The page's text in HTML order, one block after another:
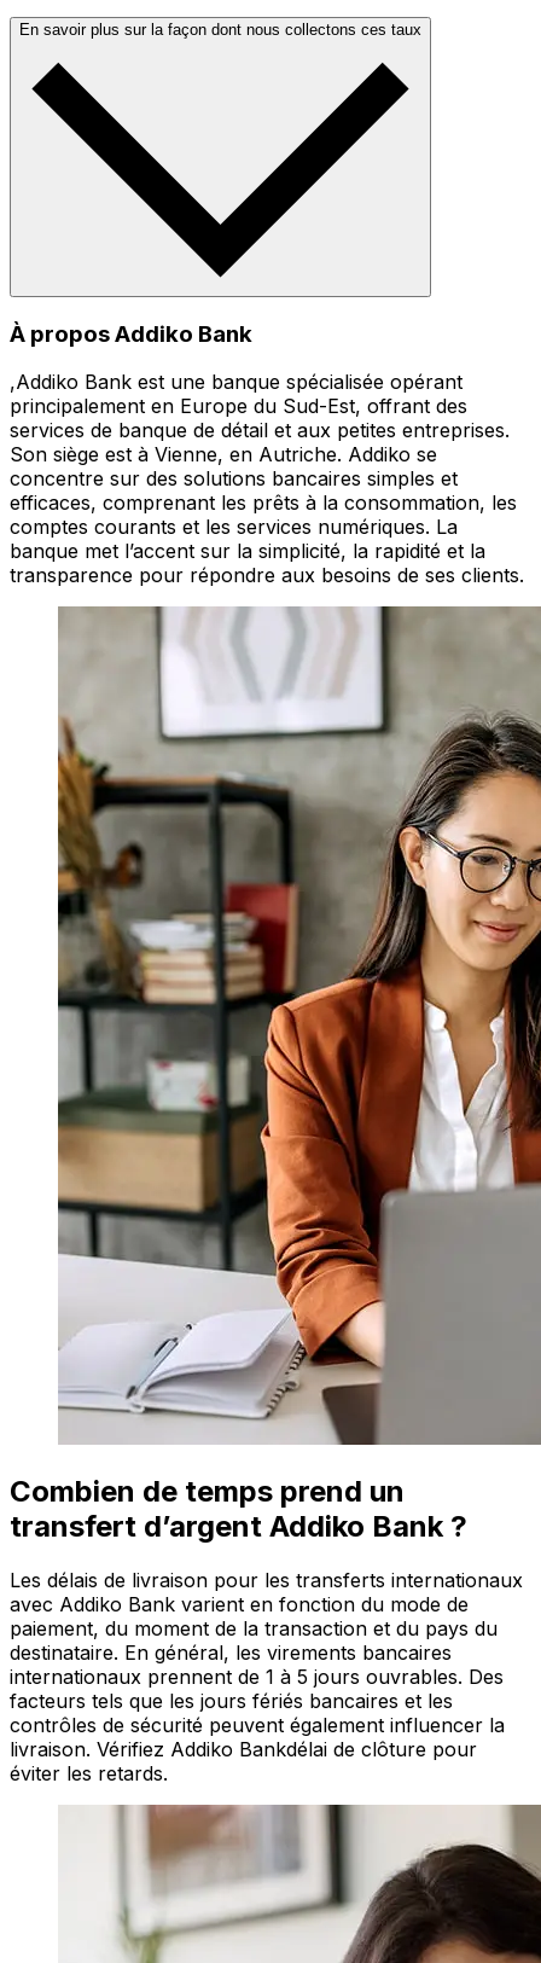
En savoir plus sur la façon dont nous collectons ces taux
À propos Addiko Bank
,Addiko Bank est une banque spécialisée opérant
principalement en Europe du Sud-Est, offrant des
services de banque de détail et aux petites entreprises.
Son siège est à Vienne, en Autriche. Addiko se
concentre sur des solutions bancaires simples et
efficaces, comprenant les prêts à la consommation, les
comptes courants et les services numériques. La
banque met l’accent sur la simplicité, la rapidité et la
transparence pour répondre aux besoins de ses clients.
Combien de temps prend un
transfert d’argent Addiko Bank ?
Les délais de livraison pour les transferts internationaux
avec Addiko Bank varient en fonction du mode de
paiement, du moment de la transaction et du pays du
destinataire. En général, les virements bancaires
internationaux prennent de 1 à 5 jours ouvrables. Des
facteurs tels que les jours fériés bancaires et les
contrôles de sécurité peuvent également influencer la
livraison. Vérifiez Addiko Bankdélai de clôture pour
éviter les retards.